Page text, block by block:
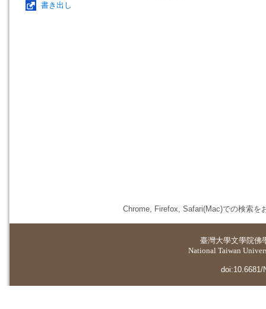
書き出し
Chrome, Firefox, Safari(Mac)での検索を
臺灣大學文學院佛
National Taiwan
doi:10.6681/